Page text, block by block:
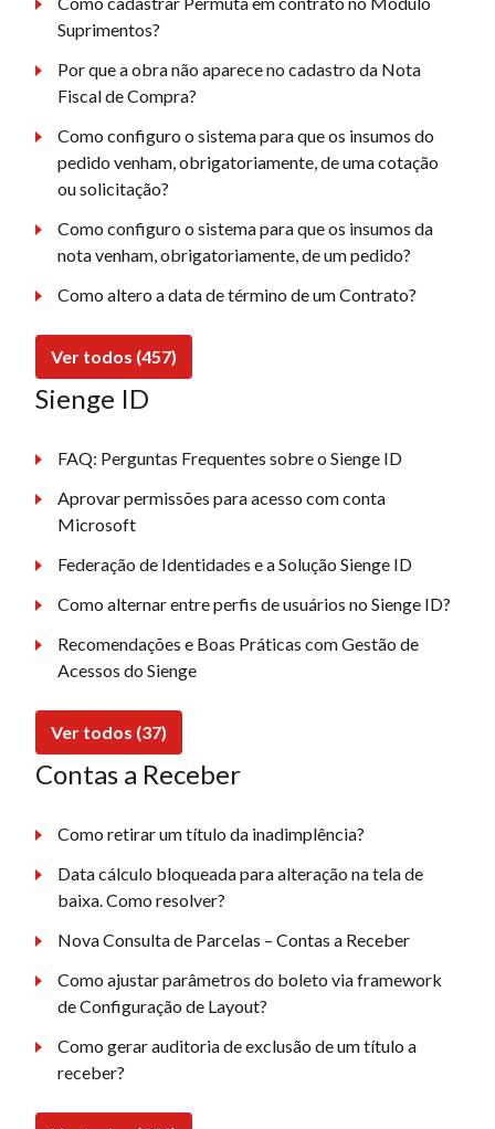
Suprimentos?
Por que a obra não aparece no cadastro da Nota
Fiscal de Compra?
Como configuro o sistema para que os insumos do
pedido venham, obrigatoriamente, de uma cotação
ou solicitação?
Como configuro o sistema para que os insumos da
nota venham, obrigatoriamente, de um pedido?
Como altero a data de término de um Contrato?
Ver todos (457)
Sienge ID
FAQ: Perguntas Frequentes sobre o Sienge ID
Aprovar permissões para acesso com conta
Microsoft
Federação de Identidades e a Solução Sienge ID
Como alternar entre perfis de usuários no Sienge ID?
Recomendações e Boas Práticas com Gestão de
Acessos do Sienge
Ver todos (37)
Contas a Receber
Como retirar um título da inadimplência?
Data cálculo bloqueada para alteração na tela de
baixa. Como resolver?
Nova Consulta de Parcelas – Contas a Receber
Como ajustar parâmetros do boleto via framework
de Configuração de Layout?
Como gerar auditoria de exclusão de um título a
receber?